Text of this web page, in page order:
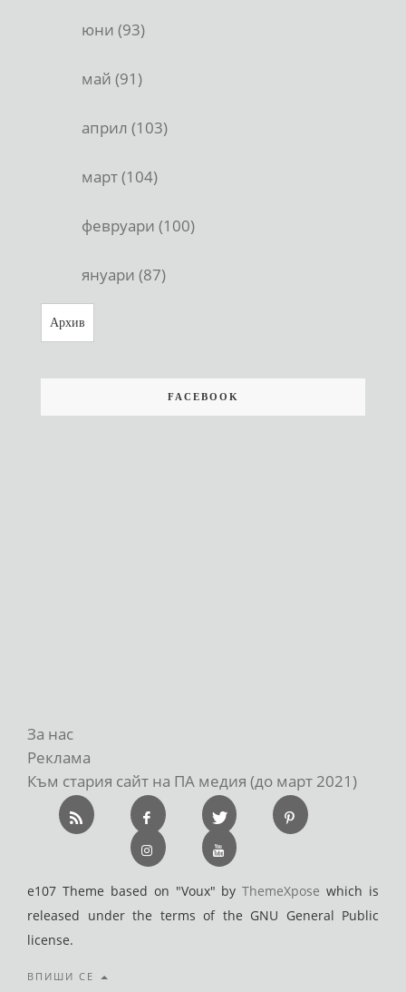
юни (93)
май (91)
април (103)
март (104)
февруари (100)
януари (87)
Архив
FACEBOOK
За нас
Реклама
Към стария сайт на ПА медия (до март 2021)
e107 Theme based on "Voux" byThemeXpose which is
released under the terms of the GNU General Public
license.
ВПИШИ СЕ